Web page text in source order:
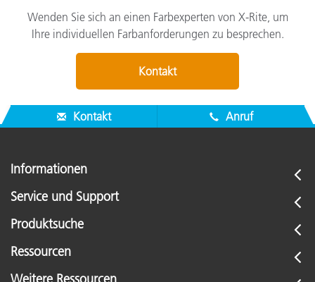
Wenden Sie sich an einen Farbexperten von X-Rite, um
Ihre individuellen Farbanforderungen zu besprechen.
Kontakt
Kontakt Anruf
Informationen
Service und Support
Produktsuche
Ressourcen
Weitere Ressourcen